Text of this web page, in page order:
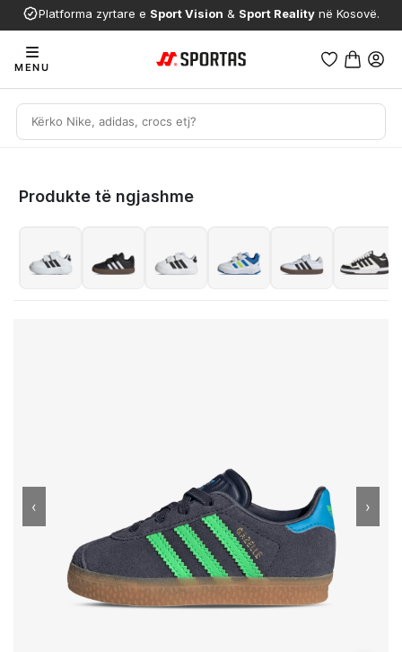
Platforma zyrtare e Sport Vision & Sport Reality në Kosovë.
MENU
Produkte të ngjashme
‹ ›